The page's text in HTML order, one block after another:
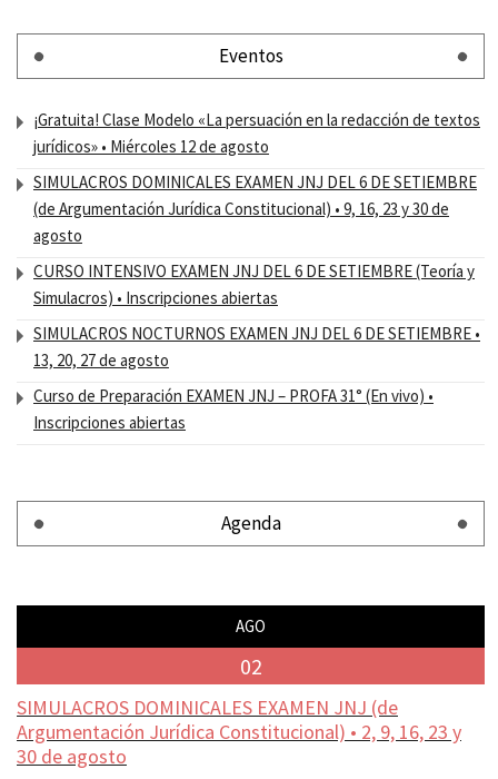
Eventos
¡Gratuita! Clase Modelo «La persuación en la redacción de textos
jurídicos» • Miércoles 12 de agosto
SIMULACROS DOMINICALES EXAMEN JNJ DEL 6 DE SETIEMBRE
(de Argumentación Jurídica Constitucional) • 9, 16, 23 y 30 de
agosto
CURSO INTENSIVO EXAMEN JNJ DEL 6 DE SETIEMBRE (Teoría y
Simulacros) • Inscripciones abiertas
SIMULACROS NOCTURNOS EXAMEN JNJ DEL 6 DE SETIEMBRE •
13, 20, 27 de agosto
Curso de Preparación EXAMEN JNJ – PROFA 31° (En vivo) •
Inscripciones abiertas
Agenda
AGO
02
SIMULACROS DOMINICALES EXAMEN JNJ (de
Argumentación Jurídica Constitucional) • 2, 9, 16, 23 y
30 de agosto